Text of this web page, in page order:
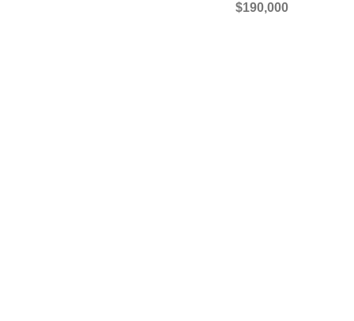
$190,000